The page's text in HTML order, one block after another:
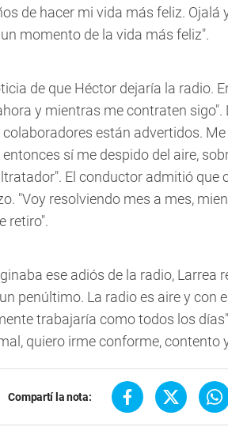
de hacer mi vida más feliz. Ojalá
momento de la vida más feliz".
de que Héctor dejaría la radio.
y mientras me contraten sigo".
están advertidos.
sí me despido del aire,
El conductor admitió que
"Voy resolviendo mes a mes,
retiro".
ese adiós de la radio, Larrea
penúltimo. La radio es aire y con
trabajaría como todos los
quiero irme conforme, contento
Compartí la nota: